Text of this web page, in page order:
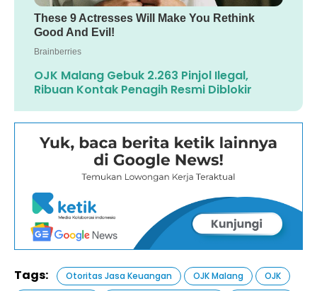
OJK Malang Gebuk 2.263 Pinjol Ilegal,
Ribuan Kontak Penagih Resmi Diblokir
Tags: Otoritas Jasa Keuangan OJK Malang
OJK